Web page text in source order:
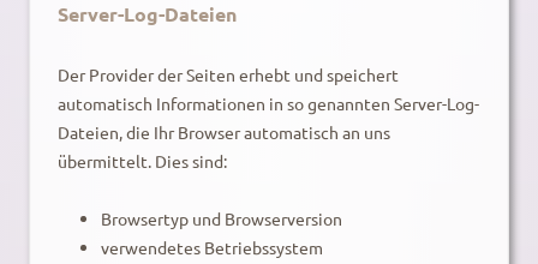
Server-Log-Dateien
Der Provider der Seiten erhebt und speichert
automatisch Informationen in so genannten Server-Log-
Dateien, die Ihr Browser automatisch an uns
übermittelt. Dies sind:
Browsertyp und Browserversion
verwendetes Betriebssystem